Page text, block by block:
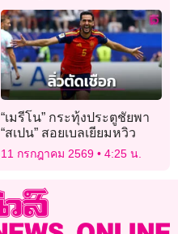
“เมรีโน” กระทุ้งประตูชัยพา
“สเปน” สอยเบลเยียมหวิว
11 กรกฎาคม 2569 4:25 น.